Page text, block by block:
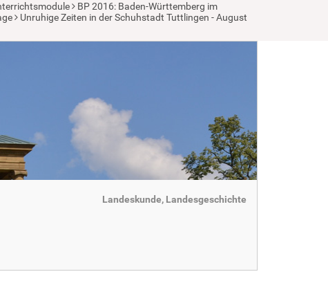
BP 2016: Baden-Württemberg im
Unruhige Zeiten in der Schuhstadt Tuttlingen - August
Landeskunde, Landesgeschichte